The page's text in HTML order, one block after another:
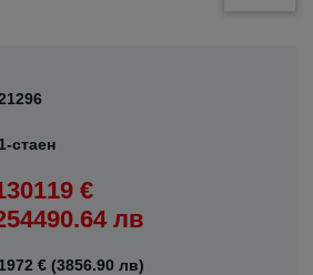
1-стаен
€
лв
1972 € (3856.90 лв)